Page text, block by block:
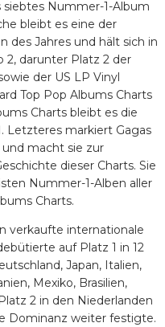
Nummer-1-Album
bleibt es eine der
des Jahres und hält sich in
2, darunter Platz 2 der
der US LP Vinyl
Top Pop Albums Charts
Charts bleibt es die
Letzteres markiert Gagas
macht sie zur
dieser Charts. Sie
Nummer-1-Alben aller
Charts.
verkaufte internationale
auf Platz 1 in 12
Japan, Italien,
Mexiko, Brasilien,
2 in den Niederlanden
Dominanz weiter festigte.